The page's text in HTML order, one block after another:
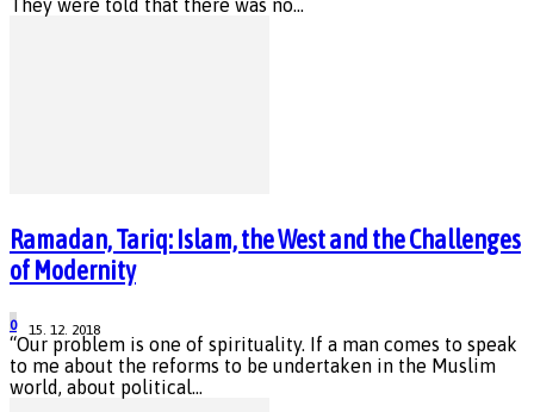
They were told that there was no...
Ramadan, Tariq: Islam, the West and the Challenges
of Modernity
15. 12. 2018
0
“Our problem is one of spirituality. If a man comes to speak
to me about the reforms to be undertaken in the Muslim
world, about political...